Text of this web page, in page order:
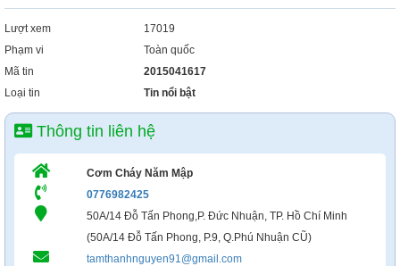
Lượt xem
17019
Phạm vi
Toàn quốc
Mã tin
2015041617
Loại tin
Tin nổi bật
Thông tin liên hệ
Cơm Cháy Năm Mập
0776982425
50A/14 Đỗ Tấn Phong,P. Đức Nhuận, TP. Hồ Chí Minh
(50A/14 Đỗ Tấn Phong, P.9, Q.Phú Nhuận CŨ)
tamthanhnguyen91@gmail.com